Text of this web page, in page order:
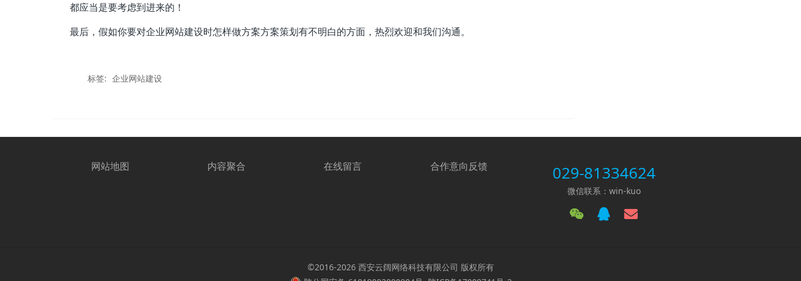
都应当是要考虑到进来的！
最后，假如你要对企业网站建设时怎样做方案方案策划有不明白的方面，热烈欢迎和我们沟通。
标签: 企业网站建设
网站地图 内容聚合 在线留言 合作意向反馈 029-81334624
微信联系：win-kuo
©2016-2026 西安云阔网络科技有限公司 版权所有